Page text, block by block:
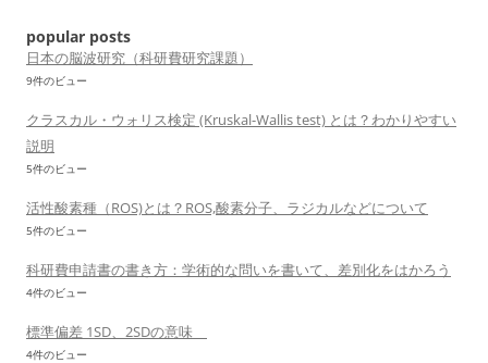
ョ
ン
popular posts
日本の脳波研究（科研費研究課題）
9件のビュー
クラスカル・ウォリス検定 (Kruskal-Wallis test) とは？わかりやすい
説明
5件のビュー
活性酸素種（ROS)とは？ROS,酸素分子、ラジカルなどについて
5件のビュー
科研費申請書の書き方：学術的な問いを書いて、差別化をはかろう
4件のビュー
標準偏差 1SD、2SDの意味
4件のビュー